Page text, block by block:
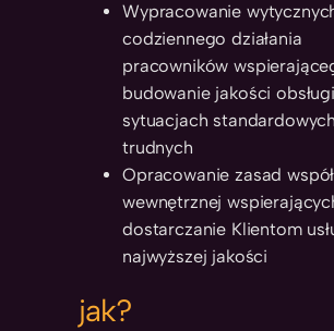
Wypracowanie
codziennego działania
pracowników
budowanie jakości
sytuacjach
trudnych
Opracowanie zasad
wewnętrznej
dostarczanie Klientom
najwyższej jakości
jak?